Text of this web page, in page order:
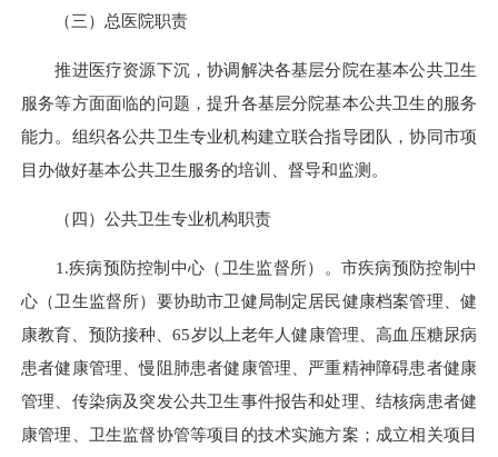
（三）总医院职责
推进医疗资源下沉，协调解决各基层分院在基本公共卫生
服务等方面面临的问题，提升各基层分院基本公共卫生的服务
能力。组织各公共卫生专业机构建立联合指导团队，协同市项
目办做好基本公共卫生服务的培训、督导和监测。
（四）公共卫生专业机构职责
1.疾病预防控制中心（卫生监督所）。市疾病预防控制中
心（卫生监督所）要协助市卫健局制定居民健康档案管理、健
康教育、预防接种、65岁以上老年人健康管理、高血压糖尿病
患者健康管理、慢阻肺患者健康管理、严重精神障碍患者健康
管理、传染病及突发公共卫生事件报告和处理、结核病患者健
康管理、卫生监督协管等项目的技术实施方案；成立相关项目